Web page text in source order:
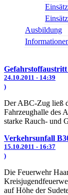
Ausbildung
Gefahrstoffaustritt
24.10.2011 - 14:39
)
Der ABC-Zug ließ
Fahrzeughalle des
starke Rauch- und
Verkehrsunfall
15.10.2011 - 16:37
)
Die Feuerwehr
auf Höhe der